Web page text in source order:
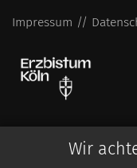
Wir
Impressum